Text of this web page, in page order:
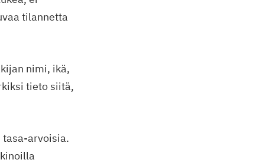
tilannetta
nimi, ikä,
tieto siitä,
tasa-arvoisia.